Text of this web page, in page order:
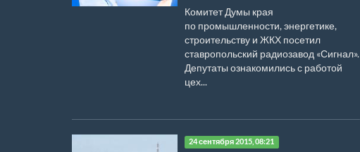
Комитет Думы края
по промышленности, энергетике,
строительству и ЖКХ посетил
ставропольский радиозавод «Сигнал».
Депутаты ознакомились с работой
цех...
24 сентября 2015, 08:21